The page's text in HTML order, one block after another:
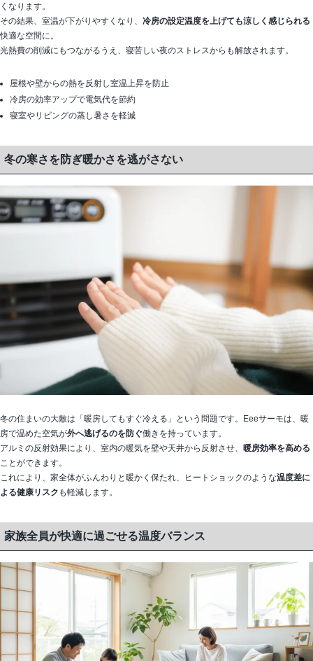
くなります。
その結果、室温が下がりやすくなり、 冷房の設定温度を上げても涼しく感じられる
快適な空間に。
光熱費の削減にもつながるうえ、寝苦しい夜のストレスからも解放されます。
屋根や壁からの熱を反射し室温上昇を防止
冷房の効率アップで電気代を節約
寝室やリビングの蒸し暑さを軽減
冬の寒さを防ぎ暖かさを逃がさない
冬の住まいの大敵は「暖房してもすぐ冷える」という問題です。Eeeサーモは、暖
房で温めた空気が外へ逃げるのを防ぐ働きを持っています。
アルミの反射効果により、室内の暖気を壁や天井から反射させ、 暖房効率を高める
ことができます。
これにより、家全体がふんわりと暖かく保たれ、ヒートショックのような温度差に
よる健康リスク も軽減します。
家族全員が快適に過ごせる温度バランス